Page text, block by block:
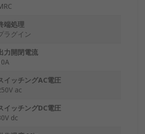
端処理
ラグイン
力開閉電流
イッチングAC電圧
ac
イッチングDC電圧
dc